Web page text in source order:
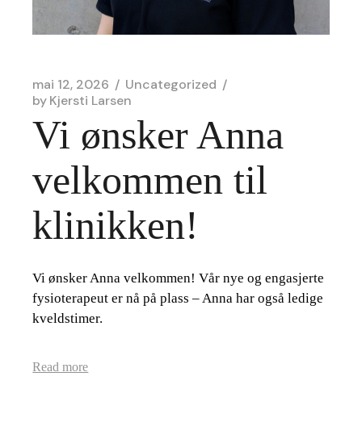
mai 12, 2026
Uncategorized
byKjersti Larsen
Vi ønsker Anna
velkommen til
klinikken!
Vi ønsker Anna velkommen! Vår nye og engasjerte
fysioterapeut er nå på plass – Anna har også ledige
kveldstimer.
Read more